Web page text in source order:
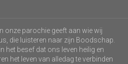
onze parochie geeft aan wie wij
die luisteren naar zijn Boodschap.
het besef dat ons leven heilig en
het leven van alledag te verbinden